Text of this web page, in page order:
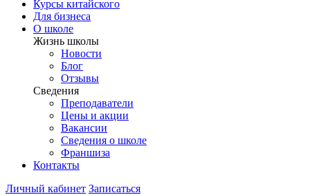
Курсы китайского
Для бизнеса
О школе
Жизнь школы
Новости
Блог
Отзывы
Сведения
Преподаватели
Цены и акции
Вакансии
Сведения о школе
Франшиза
Контакты
Личный кабинет Записаться